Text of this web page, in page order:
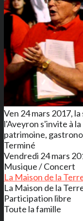
Ven 24 mars 2017,
l'Aveyron s'invite à
patrimoine,
Terminé
Vendredi 24 mars
Musique / Concert
La Maison de la
La Maison de la
Participation libre
Toute la famille